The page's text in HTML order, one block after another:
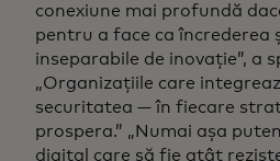
conexiune mai profundă
pentru a face ca încrederea
inseparabile de inovație”, a
„Organizațiile care
securitatea — în fiecare
prospera.” „Numai așa
digital care să fie atât